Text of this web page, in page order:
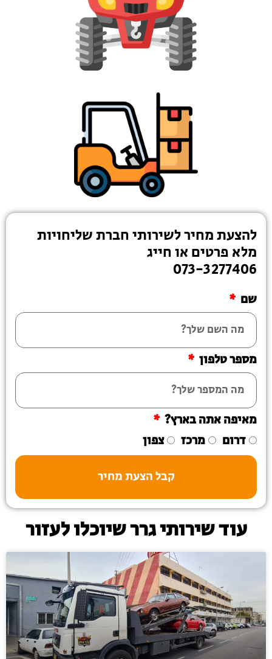
להצעת מחיר לשירותי חברת שליחויות
מלא פרטים או חייג
073-3277406
שם
מספר טלפון
מאיפה אתה בארץ?
דרום
מרכז צפון
קבל הצעת מחיר
עוד שירותי גרר שיוכלו לעזור